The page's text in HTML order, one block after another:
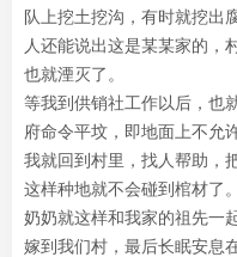
队上挖土挖沟，有时就挖出
人还能说出这是某某家的，
也就湮灭了。
等我到供销社工作以后，也
府命令平坟，即地面上不允
我就回到村里，找人帮助，
这样种地就不会碰到棺材了。
奶奶就这样和我家的祖先一
嫁到我们村，最后长眠安息